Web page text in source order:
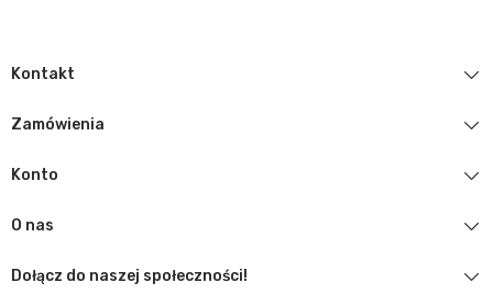
Kontakt
Zamówienia
Konto
O nas
Dołącz do naszej społeczności!